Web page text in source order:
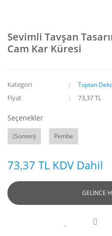
Sevimli Tavşan
Cam Kar Küresi
Kategori Toptan
Fiyat 73,37 TL
Seçenekler
(Somon) Pembe
73,37 TL KDV Dahil
GELİNCE